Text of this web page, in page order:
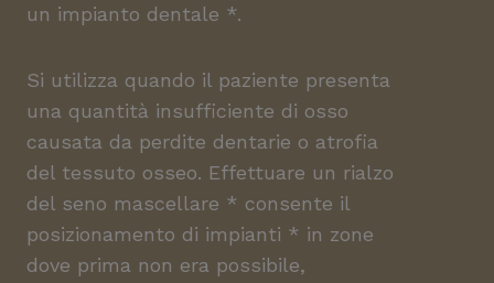
un impianto dentale *.
Si utilizza quando il paziente presenta
una quantità insufficiente di osso
causata da perdite dentarie o atrofia
del tessuto osseo. Effettuare un rialzo
del seno mascellare * consente il
posizionamento di impianti * in zone
dove prima non era possibile,